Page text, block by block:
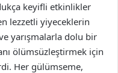
keyifli etkinlikler
lezzetli yiyeceklerin
yarışmalarla dolu bir
ölümsüzleştirmek için
Her gülümseme,